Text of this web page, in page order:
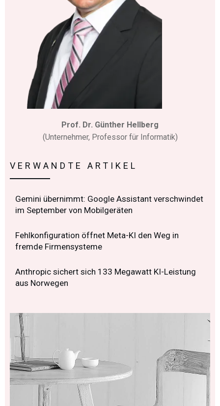
Prof. Dr. Günther Hellberg
(Unternehmer, Professor für Informatik)
VERWANDTE ARTIKEL
Gemini übernimmt: Google Assistant verschwindet
im September von Mobilgeräten
Fehlkonfiguration öffnet Meta-KI den Weg in
fremde Firmensysteme
Anthropic sichert sich 133 Megawatt KI-Leistung
aus Norwegen